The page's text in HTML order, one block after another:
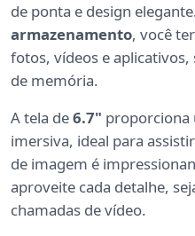
de ponta e design
armazenamento, você
fotos, vídeos e
de memória.
A tela de6.7" proporciona
imersiva, ideal para
de imagem é
aproveite cada detalhe,
chamadas de vídeo.